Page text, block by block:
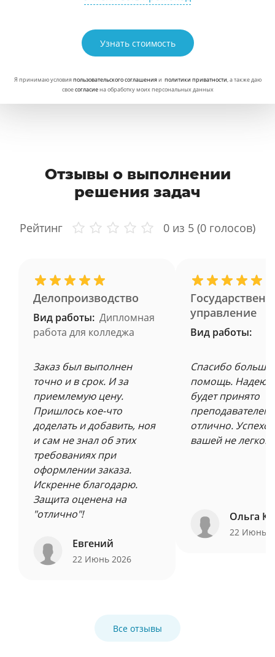
Узнать стоимость
Я принимаю условияпользовательского соглашенияи политики приватности, а также даю
своесогласиена обработку моих персональных данных
Отзывы о выполнении
решения задач
Рейтинг 0 из 5 (0 голосов)
Делопроизводство
Вид работы: Дипломная
работа для колледжа
Заказ был выполнен
точно и в срок. И за
приемлемую цену.
Пришлось кое-что
доделать и добавить, ноя
и сам не знал об этих
требованиях при
оформлении заказа.
Искренне благодарю.
Защита оценена на
"отлично"!
Евгений
22 Июнь 2026
управление
Вид работы:
Спасибо
помощь.
будет принято
преподавателем
отлично.
вашей не легкой
Ольга
22 Июнь
Все отзывы